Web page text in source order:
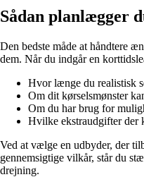
Sådan planlægger
Den bedste måde at håndtere
dem. Når du indgår en
Hvor længe du realistisk
Om dit kørselsmønster
Om du har brug for
Hvilke ekstraudgifter der
Ved at vælge en udbyder, der
gennemsigtige vilkår, står du
drejning.